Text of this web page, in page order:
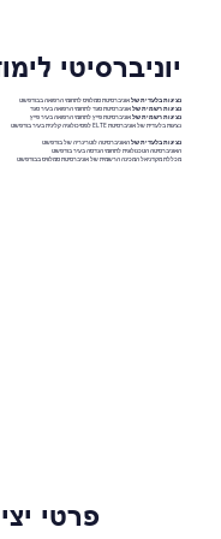
יוניברסיטי
נציגות בלעדית שלאוניברסיטת סמלוויס לתחומי הרפואה בבודפשט
נציגות רשמית שלאוניברסיטת סגד לתחומי הרפואה בעיר סגד
נציגות רשמית שלאוניברסיטת פייץ לתחומי הרפואה בעיר פייץ
נציגות בלעדית של אוניברסיטת ELTE לפסיכולוגיה קלינית בעיר בודפשט
נציגות בלעדית שלהאוניברסיטה לוטרינריה של בודפשט
האוניברסיטה הטכנולוגית לתחומי הנדסה בעיר בודפשט
מכללת מקדניאל המכינה הרשמית של אוניברסיטת סמלוויס בבודפשט
פרטי